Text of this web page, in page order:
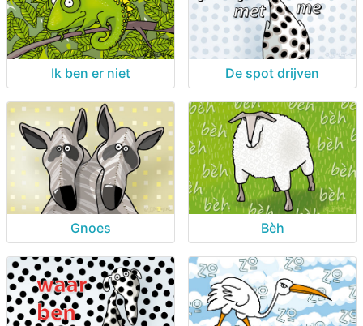
Ik ben er niet De spot drijven
Gnoes Bèh